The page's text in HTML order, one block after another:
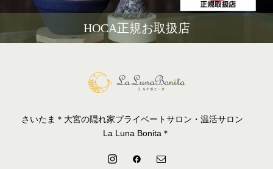
HOCA正規お取扱店
さいたま＊大宮の隠れ家プライベートサロン・温活サロン
La Luna Bonita＊